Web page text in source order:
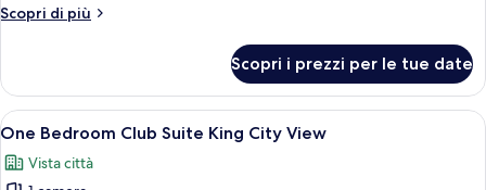
Twin
Scopri di più
Altri
Deluxe
Club
Twin
View
Scopri i prezzi per le tue date
Apri
tutte
le
Una camera d'hotel con un letto
6
One Bedroom Club Suite King City View
Vista città